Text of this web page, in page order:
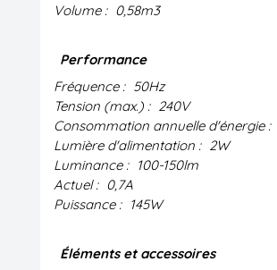
Volume : 0,58m3
Performance
Fréquence : 50Hz
Tension (max.) : 240V
Consommation annuelle d'énergie :
Lumière d'alimentation : 2W
Luminance : 100-150lm
Actuel : 0,7A
Puissance : 145W
Éléments et accessoires